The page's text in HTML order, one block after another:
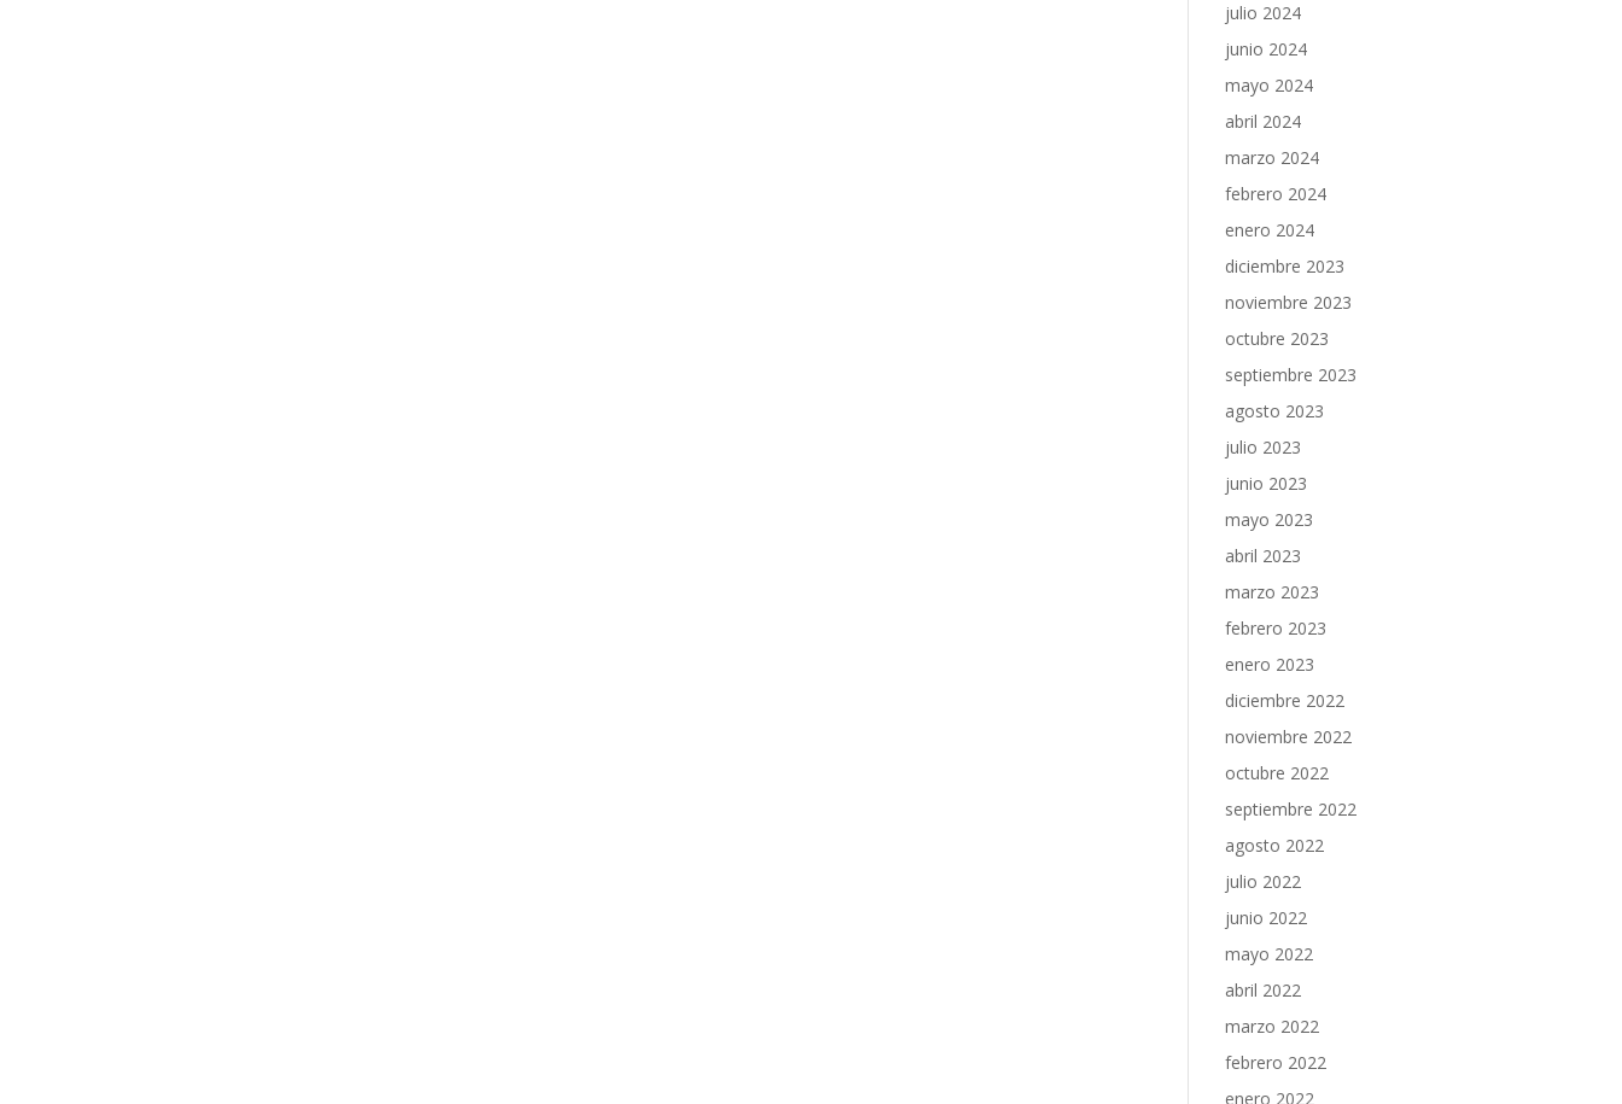
julio 2024
junio 2024
mayo 2024
abril 2024
marzo 2024
febrero 2024
enero 2024
diciembre 2023
noviembre 2023
octubre 2023
septiembre 2023
agosto 2023
julio 2023
junio 2023
mayo 2023
abril 2023
marzo 2023
febrero 2023
enero 2023
diciembre 2022
noviembre 2022
octubre 2022
septiembre 2022
agosto 2022
julio 2022
junio 2022
mayo 2022
abril 2022
marzo 2022
febrero 2022
enero 2022